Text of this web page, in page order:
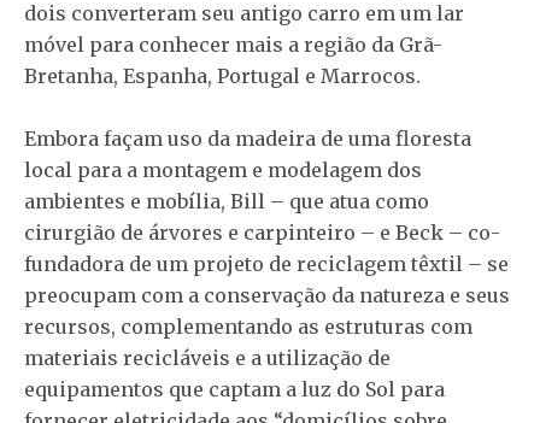
dois converteram seu antigo carro em um lar
móvel para conhecer mais a região da Grã-
Bretanha, Espanha, Portugal e Marrocos.
Embora façam uso da madeira de uma floresta
local para a montagem e modelagem dos
ambientes e mobília, Bill – que atua como
cirurgião de árvores e carpinteiro – e Beck – co-
fundadora de um projeto de reciclagem têxtil – se
preocupam com a conservação da natureza e seus
recursos, complementando as estruturas com
materiais recicláveis e a utilização de
equipamentos que captam a luz do Sol para